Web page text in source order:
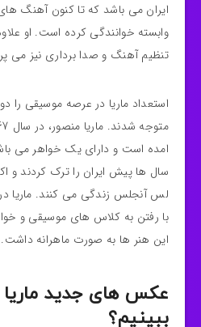
ایران می باشد که تا کنون آهنگ
وابسته خوانندگی کرده است. او
تنظیم آهنگ و صدا برداری نیز می
استعداد ماریا در عرصه موسیقی
امده است و دارای یک خواهر می
سال ها پیش ایران را ترک کردند و
لس آنجلس زندگی می کنند. ماریا در
با رفتن به کلاس های موسیقی و
این هنر ها به صورت ماهرانه داشت.
عکس های جدید ماریا
ببینیم؟